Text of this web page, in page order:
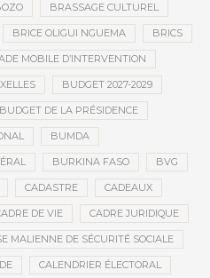
BRASSAGE CULTUREL
BRICE OLIGUI NGUEMA BRICS
MOBILE D’INTERVENTION
BUDGET 2027-2029
BUDGET DE LA PRÉSIDENCE
BUMDA
BURKINA FASO BVG
CADASTRE CADEAUX
DE VIE CADRE JURIDIQUE
MALIENNE DE SÉCURITÉ SOCIALE
CALENDRIER ÉLECTORAL